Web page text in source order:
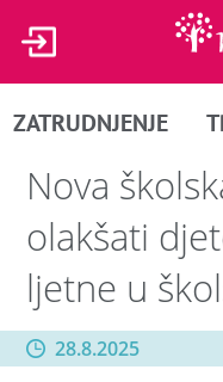
ZATRUDNJENJE
Nova
olakšati
ljetne u
28.8.2025